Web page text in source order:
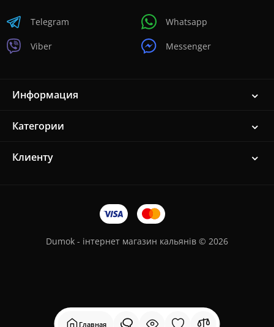
Главная
Telegram
Viber
Whatsapp
Messenger
Информация
Категории
Клиенту
Dumok - інтернет магазин кальянів © 2026